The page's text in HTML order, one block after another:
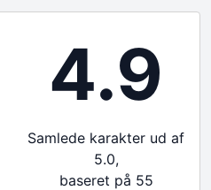
4.9
Samlede karakter ud af
5.0,
baseret på 55